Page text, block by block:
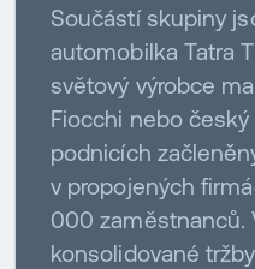
Součástí skupiny
automobilka Tatra
světový výrobce
Fiocchi nebo český
podnicích
v propojených
000 zaměstnanců.
konsolidované